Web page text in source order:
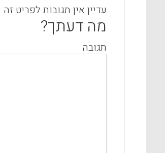
עדיין אין תגובות לפריט זה
מה דעתך?
תגובה